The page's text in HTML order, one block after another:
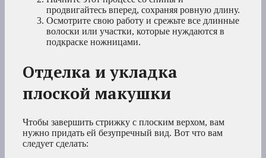
продвигайтесь вперед, сохраняя ровную длину.
Осмотрите свою работу и срежьте все длинные
волоски или участки, которые нуждаются в
подкраске ножницами.
Отделка и укладка
плоской макушки
Чтобы завершить стрижку с плоским верхом, вам
нужно придать ей безупречный вид. Вот что вам
следует сделать: